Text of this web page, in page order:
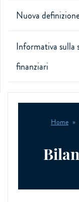
Nuova
Informativa sulla
finanziari
Home